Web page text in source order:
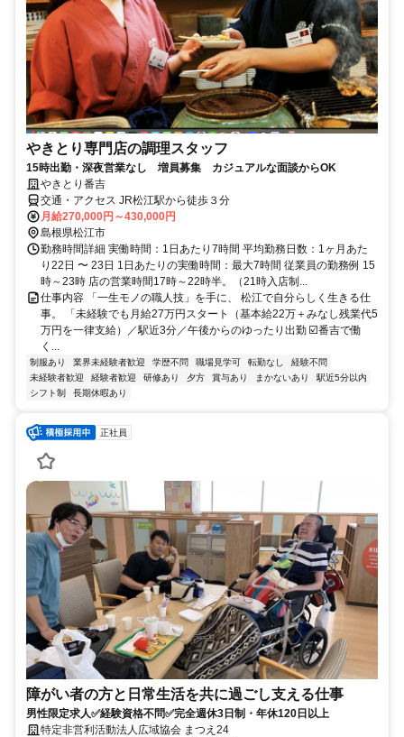
やきとり専門店の調理スタッフ
15時出勤・深夜営業なし 増員募集 カジュアルな面談からOK
やきとり番吉
交通・アクセス JR松江駅から徒歩３分
月給270,000円～430,000円
島根県松江市
勤務時間詳細 実働時間：1日あたり7時間 平均勤務日数：1ヶ月あた
り22日 〜 23日 1日あたりの実働時間：最大7時間 従業員の勤務例 15
時～23時 店の営業時間17時～22時半。（21時入店制...
仕事内容 「一生モノの職人技」を手に、 松江で自分らしく生きる仕
事。 「未経験でも月給27万円スタート（基本給22万＋みなし残業代5
万円を一律支給）／駅近3分／午後からのゆったり出勤 ☑️番吉で働
く...
制服あり 業界未経験者歓迎 学歴不問 職場見学可 転勤なし
経験不問
未経験者歓迎
経験者歓迎 研修あり 夕方 賞与あり まかないあり
駅近5分以内
シフト制
長期休暇あり
正社員
障がい者の方と日常生活を共に過ごし支える仕事
男性限定求人✅経験資格不問✅完全週休3日制・年休120日以上
特定非営利活動法人広域協会 まつえ24